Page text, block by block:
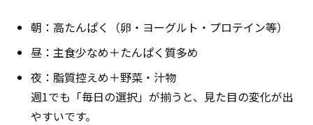
朝：高たんぱく（卵・ヨーグルト・プロテイン等）
昼：主食少なめ＋たんぱく質多め
夜：脂質控えめ＋野菜・汁物
週1でも「毎日の選択」が揃うと、見た目の変化が出
やすいです。